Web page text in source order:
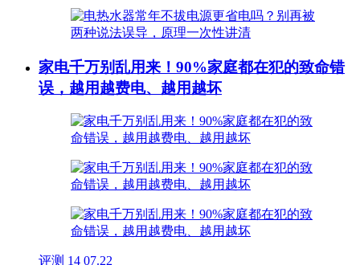
家电千万别乱用来！90%家庭都在犯的致命错
误，越用越费电、越用越坏
评测 14 07.22